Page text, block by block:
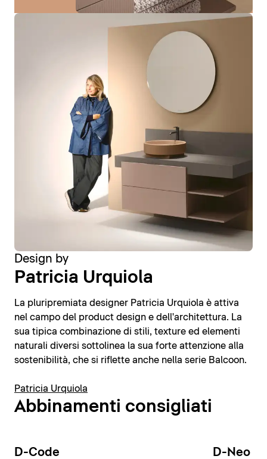
Design by
Patricia Urquiola
La pluripremiata designer Patricia Urquiola è attiva
nel campo del product design e dell'architettura. La
sua tipica combinazione di stili, texture ed elementi
naturali diversi sottolinea la sua forte attenzione alla
sostenibilità, che si riflette anche nella serie Balcoon.
Patricia Urquiola
Abbinamenti consigliati
D-Code D-Neo